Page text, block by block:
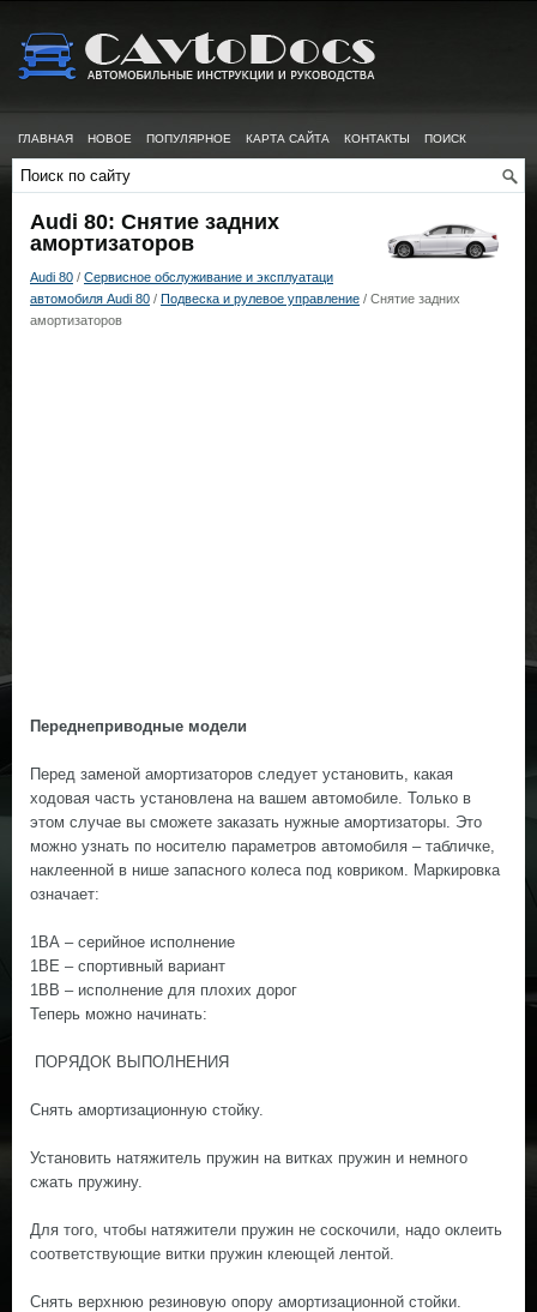
ГЛАВНАЯ НОВОЕ ПОПУЛЯРНОЕ КАРТА САЙТА КОНТАКТЫ ПОИСК
Audi 80: Снятие задних
амортизаторов
Audi 80 / Сервисное обслуживание и эксплуатаци
автомобиля Audi 80 / Подвеска и рулевое управление / Снятие задних
амортизаторов
Переднеприводные модели
Перед заменой амортизаторов следует установить, какая
ходовая часть установлена на вашем автомобиле. Только в
этом случае вы сможете заказать нужные амортизаторы. Это
можно узнать по носителю параметров автомобиля – табличке,
наклеенной в нише запасного колеса под ковриком. Маркировка
означает:
1ВА – серийное исполнение
1ВЕ – спортивный вариант
1ВВ – исполнение для плохих дорог
Теперь можно начинать:
ПОРЯДОК ВЫПОЛНЕНИЯ
Снять амортизационную стойку.
Установить натяжитель пружин на витках пружин и немного
сжать пружину.
Для того, чтобы натяжители пружин не соскочили, надо оклеить
соответствующие витки пружин клеющей лентой.
Снять верхнюю резиновую опору амортизационной стойки.